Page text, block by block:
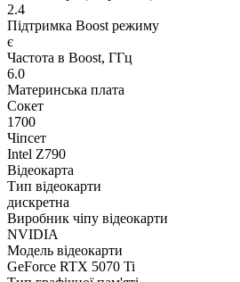
2.4
Підтримка Boost режиму
є
Частота в Boost, ГГц
6.0
Материнська плата
Сокет
1700
Чіпсет
Intel Z790
Відеокарта
Тип відеокарти
дискретна
Виробник чіпу відеокарти
NVIDIA
Модель відеокарти
GeForce RTX 5070 Ti